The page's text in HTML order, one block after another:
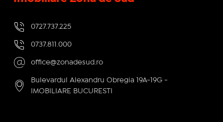
0727.737.225
0737.811.000
office@zonadesud.ro
Bulevardul Alexandru Obregia 19A-19G -
IMOBILIARE BUCURESTI